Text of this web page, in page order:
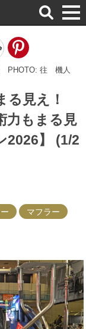
検
索
PHOTO: 往 機人
る見え！
力もまる見
2026】 (1/2
マフラー